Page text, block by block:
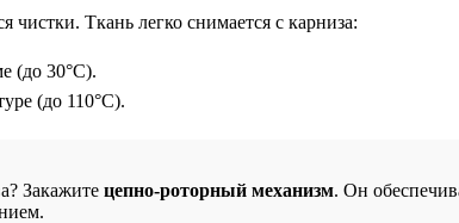
Ткань легко снимается с карниза:
(до 30°C).
(до 110°C).
Закажите цепно-роторный механизм. Он